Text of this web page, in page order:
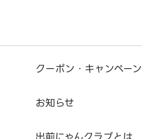
クーポン・キャンペーン
お知らせ